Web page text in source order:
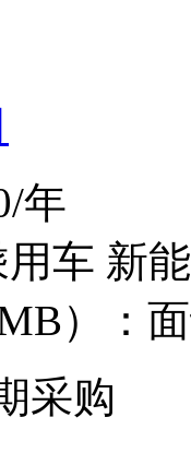
年
用车 新
）：
采购